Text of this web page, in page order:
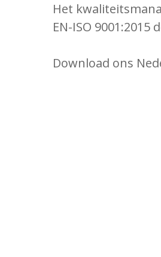
Het
EN-ISO 9001:2015
Download ons